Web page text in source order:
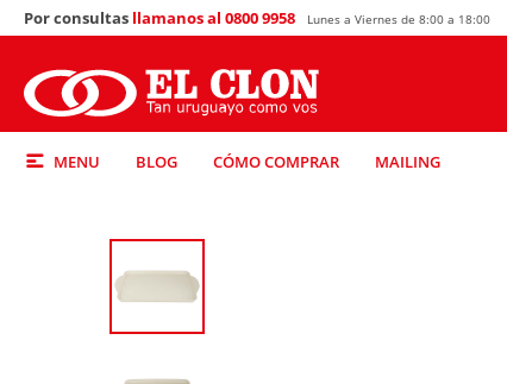
MENU BLOG CÓMO COMPRAR MAILING
Por consultas llamanos al 0800 9958 Lunes a Viernes de 8:00 a 18:00